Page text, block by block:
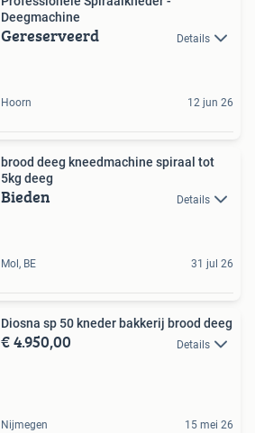
Deegmachine
Gereserveerd Details
Hoorn 12 jun 26
brood deeg kneedmachine spiraal tot
5kg deeg
Bieden Details
Mol, BE 31 jul 26
Diosna sp 50 kneder bakkerij brood deeg
€ 4.950,00 Details
Nijmegen 15 mei 26